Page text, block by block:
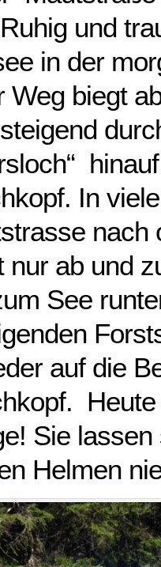
und
in der
Weg biegt
In
nach
nur ab und
See
auf die
Sie
Helmen